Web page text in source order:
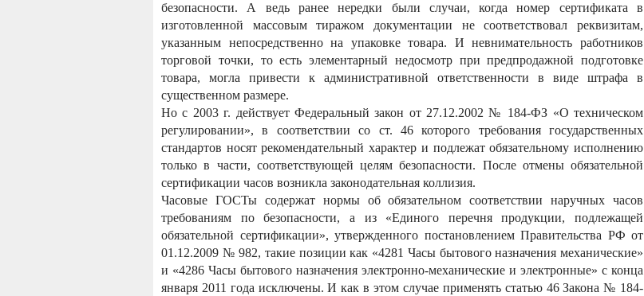
безопасности. А ведь ранее нередки были случаи, когда номер сертификата в
изготовленной массовым тиражом документации не соответствовал реквизитам,
указанным непосредственно на упаковке товара. И невнимательность работников
торговой точки, то есть элементарный недосмотр при предпродажной подготовке
товара, могла привести к административной ответственности в виде штрафа в
существенном размере.
Но с 2003 г. действует Федеральный закон от 27.12.2002 № 184-ФЗ «О техническом
регулировании», в соответствии со ст. 46 которого требования государственных
стандартов носят рекомендательный характер и подлежат обязательному исполнению
только в части, соответствующей целям безопасности. После отмены обязательной
сертификации часов возникла законодательная коллизия.
Часовые ГОСТы содержат нормы об обязательном соответствии наручных часов
требованиям по безопасности, а из «Единого перечня продукции, подлежащей
обязательной сертификации», утвержденного постановлением Правительства РФ от
01.12.2009 № 982, такие позиции как «4281 Часы бытового назначения механические»
и «4286 Часы бытового назначения электронно-механические и электронные» с конца
января 2011 года исключены. И как в этом случае применять статью 46 Закона № 184-